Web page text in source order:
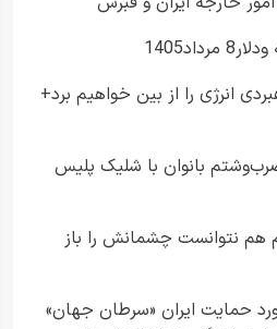
انرژی را از بین خواهیم برد+
بانوان با شلیک پلیس
هم نتوانست چشمانش را باز
حمایت ایران «سرطان جهان»